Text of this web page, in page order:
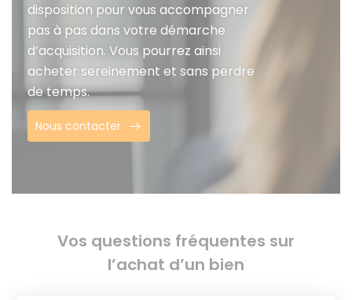
disposition pour vous accompagner
pas à pas dans votre démarche
d’acquisition. Vous pourrez ainsi
acheter sereinement et sans perdre
de temps.
Nous contacter
Vos questions fréquentes sur
l’achat d’un bien